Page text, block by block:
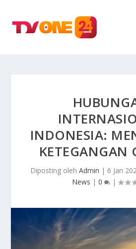
INDONESIA:
KETEGANGAN
Diposting oleh Admin | 6 Jan
News | 0 |